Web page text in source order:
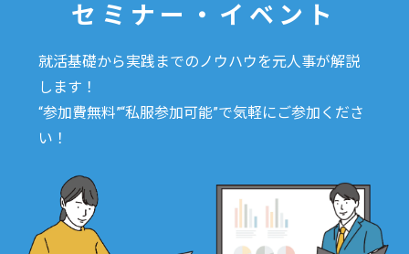
セミナー・イベント
就活基礎から実践までのノウハウを元人事が解説
します！
“参加費無料”“私服参加可能”で気軽にご参加くださ
い！